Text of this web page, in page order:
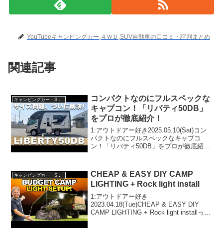
YouTubeキャンピングカー,４ＷＤ,SUV自動車の口コミ・評判まとめ
関連記事
コンパクトなのにフルスペックな
キャブコン！「リバティ50DB」
をプロが徹底紹介！
1:アウトドアー好き2025.05.10(Sat)コン
パクトなのにフルスペックなキャブコ
ン！「リバティ50DB」をプロが徹底紹
2025.05.10(Sat)この動画は注目です！...
キャンピングカー・SUV人気車種
CHEAP & EASY DIY CAMP
LIGHTING + Rock light install
1:アウトドアー好き
2023.04.18(Tue)CHEAP & EASY DIY
CAMP LIGHTING + Rock light installって